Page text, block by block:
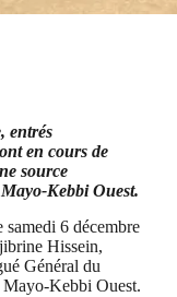
entrés
en cours de
source
Kebbi Ouest.
samedi 6 décembre
Hissein,
Général du
Mayo-Kebbi Ouest.